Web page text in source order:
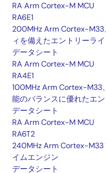
RA Arm Cortex-M MCU
RA6E1
200MHz Arm Cortex-M33
ィを備えたエントリーラ
データシート
RA Arm Cortex-M MCU
RA4E1
100MHz Arm Cortex-M33
能のバランスに優れたエ
データシート
RA Arm Cortex-M MCU
RA6T2
240MHz Arm Cortex-M33
イムエンジン
データシート